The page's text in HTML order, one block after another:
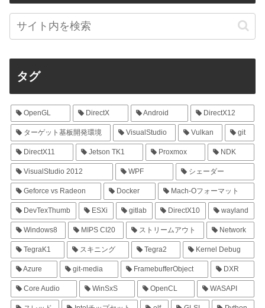
タグ
OpenGL DirectX Android DirectX12
ターゲット基板開発環境 VisualStudio Vulkan git
DirectX11 Jetson TK1 Proxmox NDK
VisualStudio 2012 WPF シェーダー
Geforce vs Radeon Docker Mach-Oフォーマット
DevTexThumb ESXi gitlab DirectX10 wayland
Windows8 MIPS CI20 ストリームアウト Network
TegraK1 スキニング Tegra2 Kernel Debug
Azure git-media FramebufferObject DXR
Core Audio WinSxS OpenCL WASAPI